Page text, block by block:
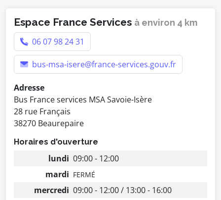
Espace France Services à environ 4 km
06 07 98 24 31
bus-msa-isere@france-services.gouv.fr
Adresse
Bus France services MSA Savoie-Isère
28 rue Français
38270 Beaurepaire
Horaires d'ouverture
lundi 09:00 - 12:00
mardi FERMÉ
mercredi 09:00 - 12:00 / 13:00 - 16:00